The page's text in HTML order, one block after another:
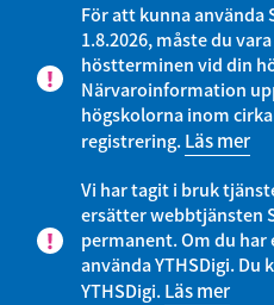
För att kunna använda
1.8.2026, måste du
höstterminen vid din
Närvaroinformation
högskolorna inom
registrering.Läs mer
Vi har tagit i bruk
ersätter webbtjänsten
permanent. Om du
använda YTHSDigi. Du
YTHSDigi.Läs mer